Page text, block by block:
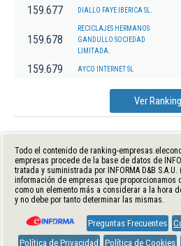
159.677 DIALLO FAYE IBERICA SL.
159.678
RECICLAJES HERMANOS
GANDULLO SOCIEDAD
LIMITADA.
159.679 AYCO INTERNET SL
Ver
Todo el contenido de ranking-
empresas procede de la base de datos de
tratada y suministrada por INFORMA D&B S.A.U.
información de empresas que proporcionamos
como un elemento más a considerar a la hora
y no debe por tanto determinar las mismas.
Preguntas Frecuentes
Política de Privacidad
Política de Cookies